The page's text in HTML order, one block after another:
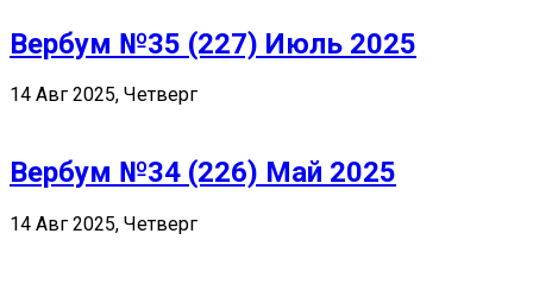
Вербум №35 (227) Июль 2025
14 Авг 2025, Четверг
Вербум №34 (226) Май 2025
14 Авг 2025, Четверг